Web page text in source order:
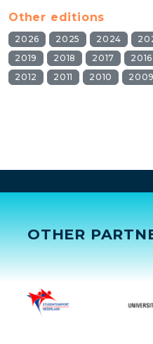
Other editions
2026 2025 2024
2019
2018 2017 2016
2012
2011 2010 2009
OTHER